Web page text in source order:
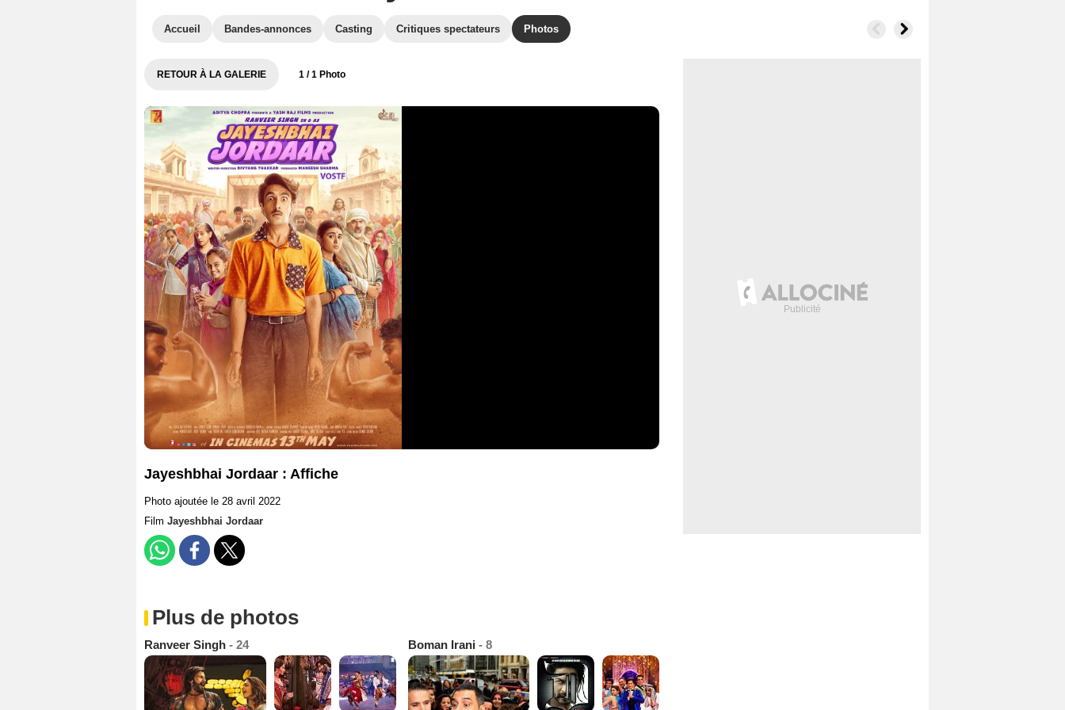
Accueil Bandes-annonces Casting Critiques spectateurs Photos
RETOUR À LA GALERIE 1 / 1 Photo
Jayeshbhai Jordaar : Affiche
Photo ajoutée le 28 avril 2022
Film Jayeshbhai Jordaar
Plus de photos
Ranveer Singh - 24 Boman Irani - 8